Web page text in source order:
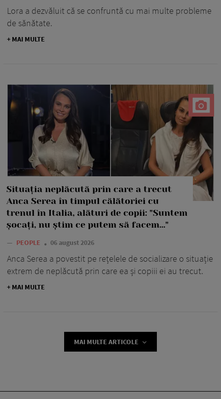
Lora a dezvăluit că se confruntă cu mai multe probleme
de sănătate.
+ MAI MULTE
Situația neplăcută prin care a trecut
Anca Serea în timpul călătoriei cu
trenul în Italia, alături de copii: "Suntem
șocați, nu știm ce putem să facem..."
— PEOPLE 06 august 2026
Anca Serea a povestit pe rețelele de socializare o situație
extrem de neplăcută prin care ea și copiii ei au trecut.
+ MAI MULTE
MAI MULTE ARTICOLE